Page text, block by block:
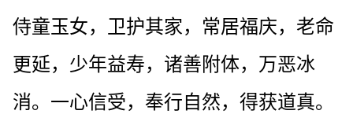
侍童玉女，卫护其家，常居福庆，老命
更延，少年益寿，诸善附体，万恶冰
消。一心信受，奉行自然，得获道真。